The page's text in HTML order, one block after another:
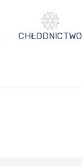
CHŁODNICTWO